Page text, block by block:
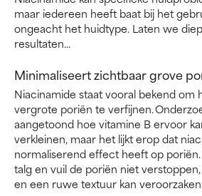
maar iedereen heeft baat bij het
ongeacht het huidtype. Laten we
resultaten...
Minimaliseert zichtbaar grove
Niacinamide staat vooral bekend om
vergrote poriën te verfijnen.
aangetoond hoe vitamine B ervoor
verkleinen, maar het lijkt erop dat
normaliserend effect heeft op
talg en vuil de poriën niet
en een ruwe textuur kan